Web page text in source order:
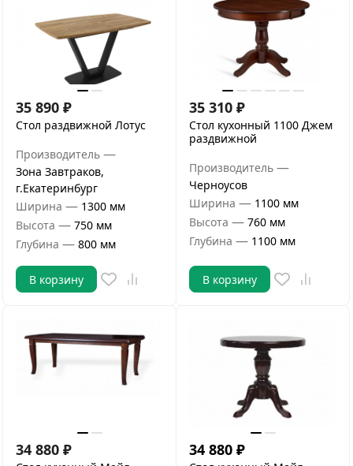
35 890 ₽
Стол раздвижной Лотус
Производитель —
Зона Завтраков,
г.Екатеринбург
Ширина — 1300 мм
Высота — 750 мм
Глубина — 800 мм
В корзину
35 310 ₽
Стол кухонный 1100 Джем
раздвижной
Производитель —
Черноусов
Ширина — 1100 мм
Высота — 760 мм
Глубина — 1100 мм
В корзину
34 880 ₽ 34 880 ₽